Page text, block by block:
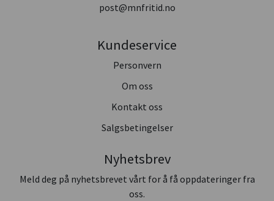
post@mnfritid.no
Kundeservice
Personvern
Om oss
Kontakt oss
Salgsbetingelser
Nyhetsbrev
Meld deg på nyhetsbrevet vårt for å få oppdateringer fra
oss.